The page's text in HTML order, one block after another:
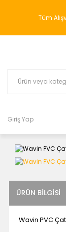
Tüm
Giriş Yap
ÜRÜN BILGISI
Wavin PVC